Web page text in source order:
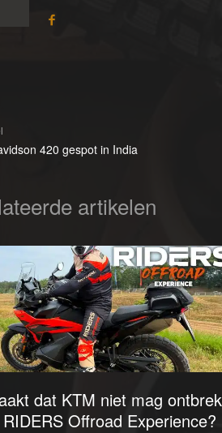
420 gespot in India
artikelen
dat KTM niet mag
Offroad Experience?